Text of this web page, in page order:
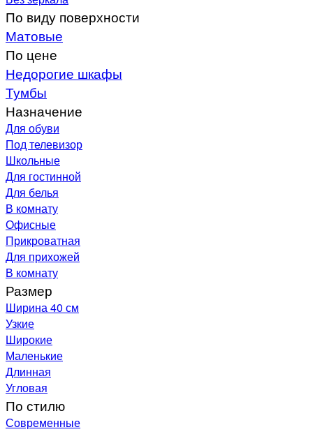
По виду поверхности
Матовые
По цене
Недорогие шкафы
Тумбы
Назначение
Для обуви
Под телевизор
Школьные
Для гостинной
Для белья
В комнату
Офисные
Прикроватная
Для прихожей
В комнату
Размер
Ширина 40 см
Узкие
Широкие
Маленькие
Длинная
Угловая
По стилю
Современные